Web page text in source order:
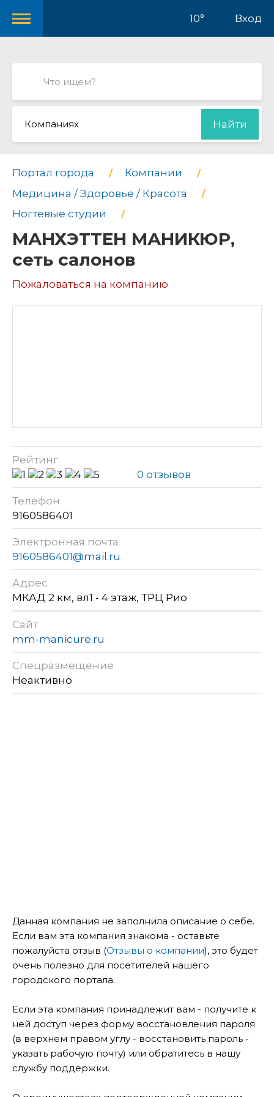
10° Вход
Компаниях Найти
Портал города
Компании
Медицина / Здоровье / Красота
Ногтевые студии
МАНХЭТТЕН МАНИКЮР,
сеть салонов
Пожаловаться на компанию
Рейтинг
0 отзывов
Телефон
9160586401
Электронная почта
9160586401@mail.ru
Адрес
МКАД 2 км, вл1 - 4 этаж, ТРЦ Рио
Сайт
mm-manicure.ru
Спецразмещение
Неактивно
Данная компания не заполнила описание о себе.
Если вам эта компания знакома - оставьте
пожалуйста отзыв (Отзывы о компании), это будет
очень полезно для посетителей нашего
городского портала.
Если эта компания принадлежит вам - получите к
ней доступ через форму восстановления пароля
(в верхнем правом углу - восстановить пароль -
указать рабочую почту) или обратитесь в нашу
службу поддержки.